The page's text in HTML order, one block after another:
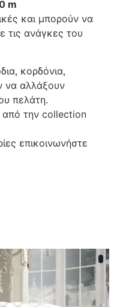
m
και μπορούν να
τις ανάγκες του
κορδόνια,
να αλλάξουν
πελάτη.
από την collection
επικοινωνήστε